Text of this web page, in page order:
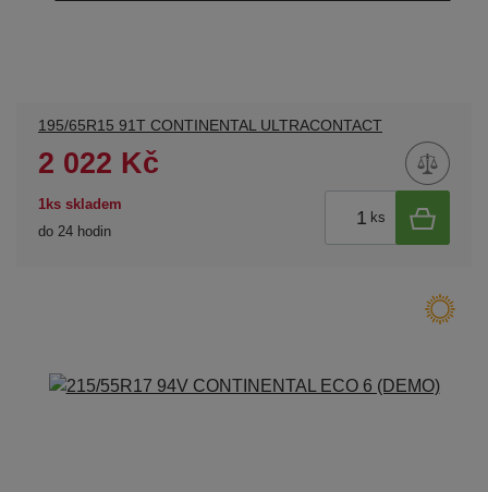
195/65R15 91T CONTINENTAL ULTRACONTACT
2 022 Kč
1ks skladem
do 24 hodin
ks